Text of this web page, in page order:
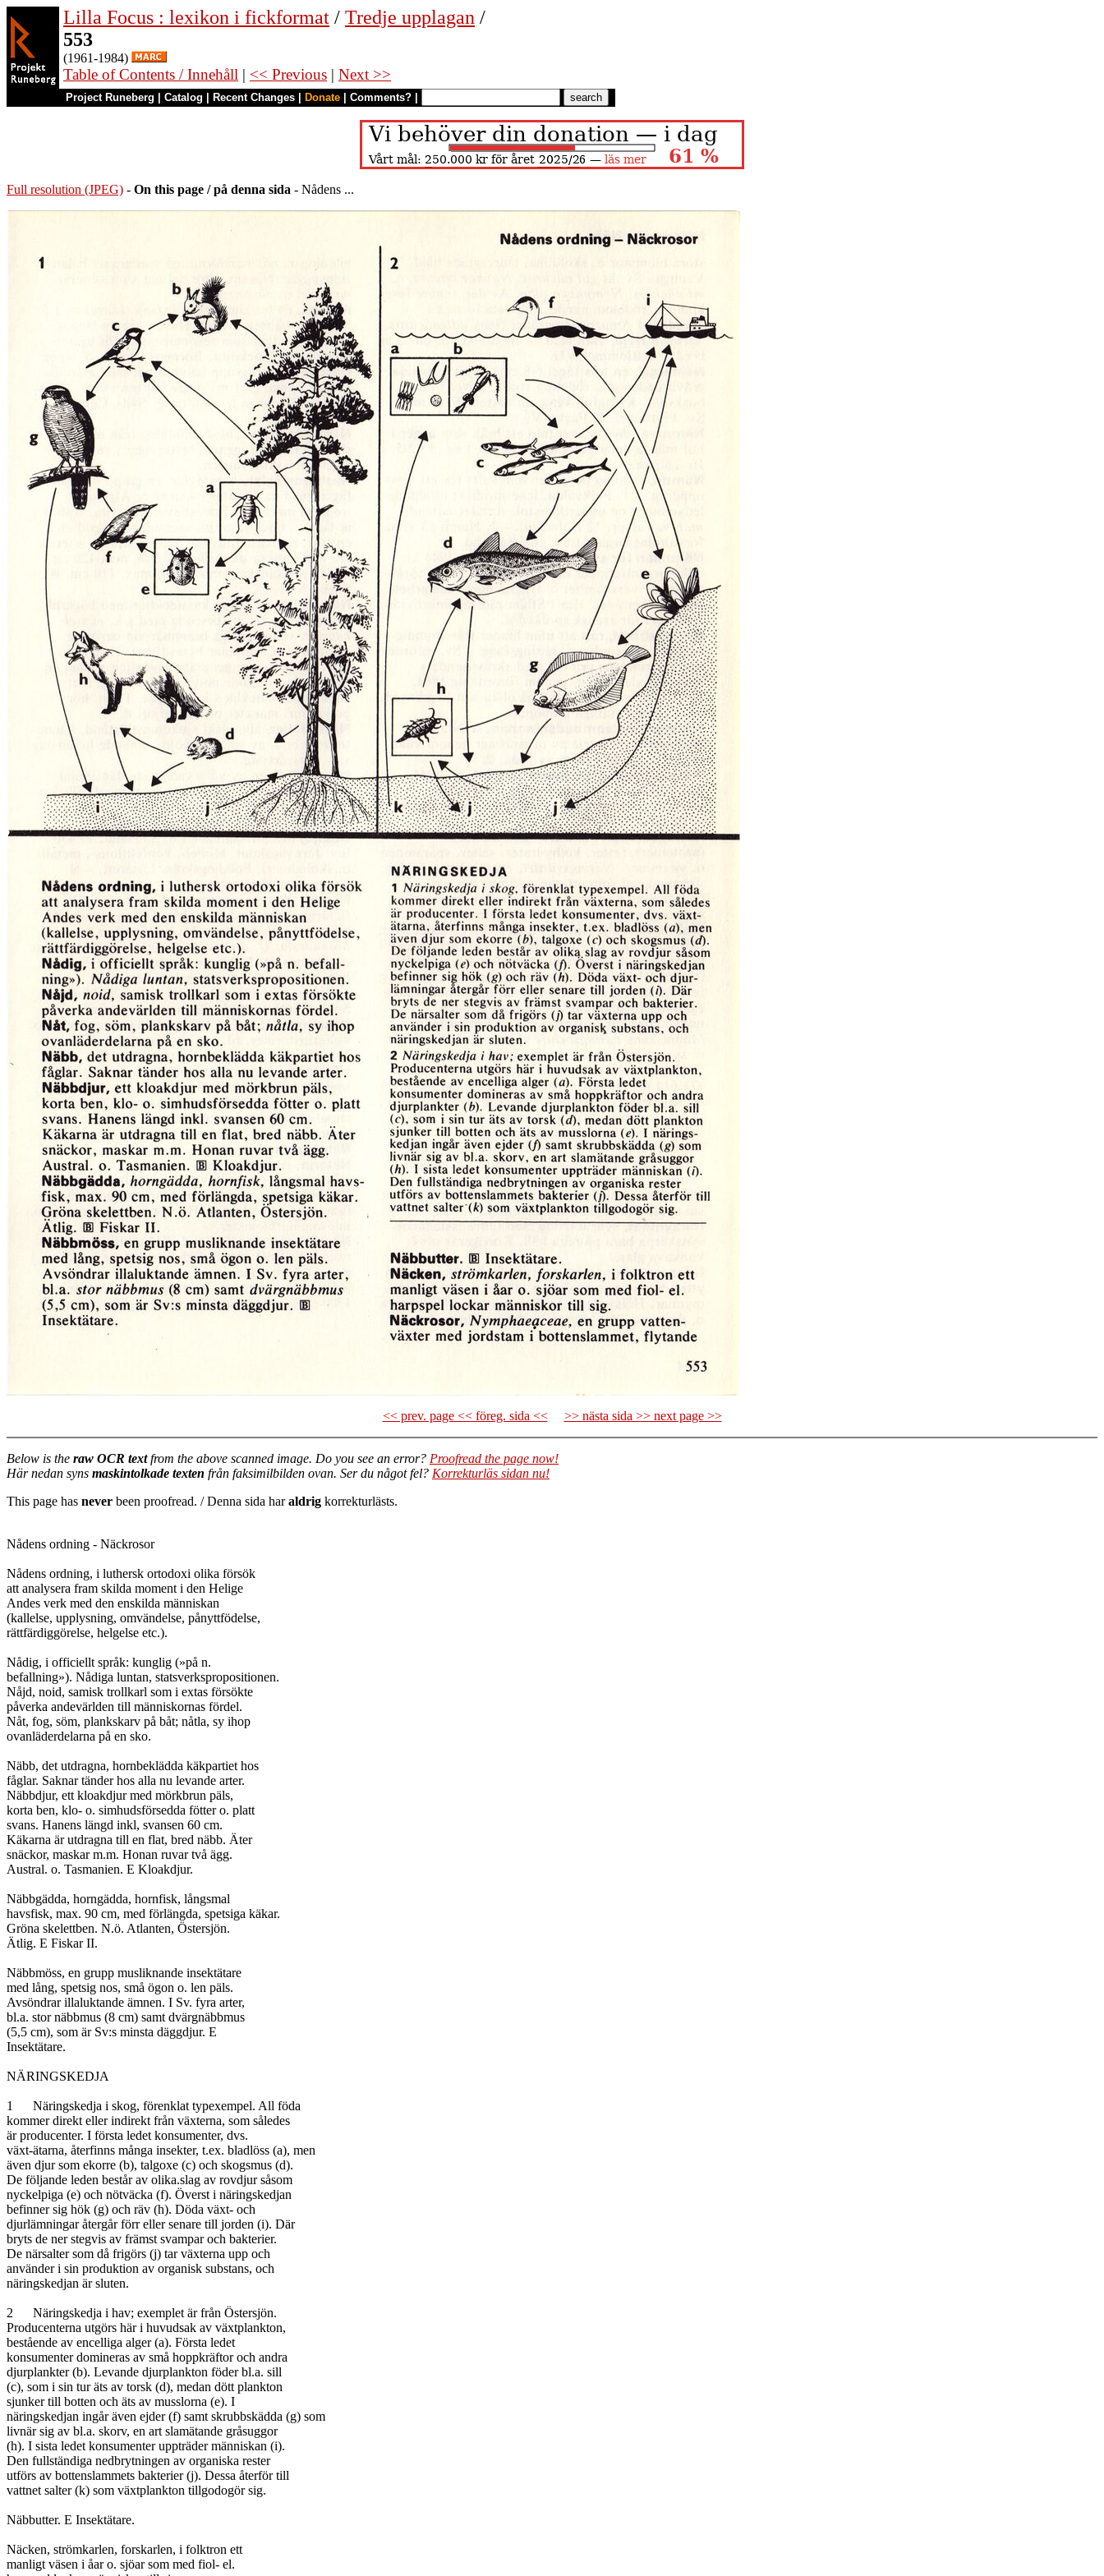
Lilla Focus : lexikon i fickformat / Tredje upplagan /
553
(1961-1984)
Table of Contents / Innehåll | << Previous | Next >>
Project Runeberg Catalog Recent Changes Donate Comments?
Full resolution (JPEG) - On this page / på denna sida - Nådens ...
<< prev. page << föreg. sida << >> nästa sida >> next page >>
Below is the raw OCR textfrom the above scanned image. Do you see an error? Proofread the page now!
Här nedan syns maskintolkade texten från faksimilbilden ovan. Ser du något fel? Korrekturläs sidan nu!
This page has never been proofread. / Denna sida haraldrig korrekturlästs.
Nådens ordning - Näckrosor
Nådens ordning, i luthersk ortodoxi olika försök
att analysera fram skilda moment i den Helige
Andes verk med den enskilda människan
(kallelse, upplysning, omvändelse, pånyttfödelse,
rättfärdiggörelse, helgelse etc.).
Nådig, i officiellt språk: kunglig (»på n.
befallning»). Nådiga luntan, statsverkspropositionen.
Nåjd, noid, samisk trollkarl som i extas försökte
påverka andevärlden till människornas fördel.
Nåt, fog, söm, plankskarv på båt; nåtla, sy ihop
ovanläderdelarna på en sko.
Näbb, det utdragna, hornbeklädda käkpartiet hos
fåglar. Saknar tänder hos alla nu levande arter.
Näbbdjur, ett kloakdjur med mörkbrun päls,
korta ben, klo- o. simhudsförsedda fötter o. platt
svans. Hanens längd inkl, svansen 60 cm.
Käkarna är utdragna till en flat, bred näbb. Äter
snäckor, maskar m.m. Honan ruvar två ägg.
Austral. o. Tasmanien. E Kloakdjur.
Näbbgädda, horngädda, hornfisk, långsmal
havsfisk, max. 90 cm, med förlängda, spetsiga käkar.
Gröna skelettben. N.ö. Atlanten, Östersjön.
Ätlig. E Fiskar II.
Näbbmöss, en grupp musliknande insektätare
med lång, spetsig nos, små ögon o. len päls.
Avsöndrar illaluktande ämnen. I Sv. fyra arter,
bl.a. stor näbbmus (8 cm) samt dvärgnäbbmus
(5,5 cm), som är Sv:s minsta däggdjur. E
Insektätare.
NÄRINGSKEDJA
1	Näringskedja i skog, förenklat typexempel. All föda
kommer direkt eller indirekt från växterna, som således
är producenter. I första ledet konsumenter, dvs.
växt-ätarna, återfinns många insekter, t.ex. bladlöss (a), men
även djur som ekorre (b), talgoxe (c) och skogsmus (d).
De följande leden består av olika.slag av rovdjur såsom
nyckelpiga (e) och nötväcka (f). Överst i näringskedjan
befinner sig hök (g) och räv (h). Döda växt- och
djurlämningar återgår förr eller senare till jorden (i). Där
bryts de ner stegvis av främst svampar och bakterier.
De närsalter som då frigörs (j) tar växterna upp och
använder i sin produktion av organisk substans, och
näringskedjan är sluten.
2	Näringskedja i hav; exemplet är från Östersjön.
Producenterna utgörs här i huvudsak av växtplankton,
bestående av encelliga alger (a). Första ledet
konsumenter domineras av små hoppkräftor och andra
djurplankter (b). Levande djurplankton föder bl.a. sill
(c), som i sin tur äts av torsk (d), medan dött plankton
sjunker till botten och äts av musslorna (e). I
näringskedjan ingår även ejder (f) samt skrubbskädda (g) som
livnär sig av bl.a. skorv, en art slamätande gråsuggor
(h). I sista ledet konsumenter uppträder människan (i).
Den fullständiga nedbrytningen av organiska rester
utförs av bottenslammets bakterier (j). Dessa återför till
vattnet salter (k) som växtplankton tillgodogör sig.
Näbbutter. E Insektätare.
Näcken, strömkarlen, forskarlen, i folktron ett
manligt väsen i åar o. sjöar som med fiol- el.